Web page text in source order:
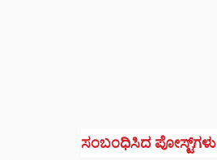
ಸಂಬಂಧಿಸಿದ ಪೋಸ್ಟ್‌ಗಳು